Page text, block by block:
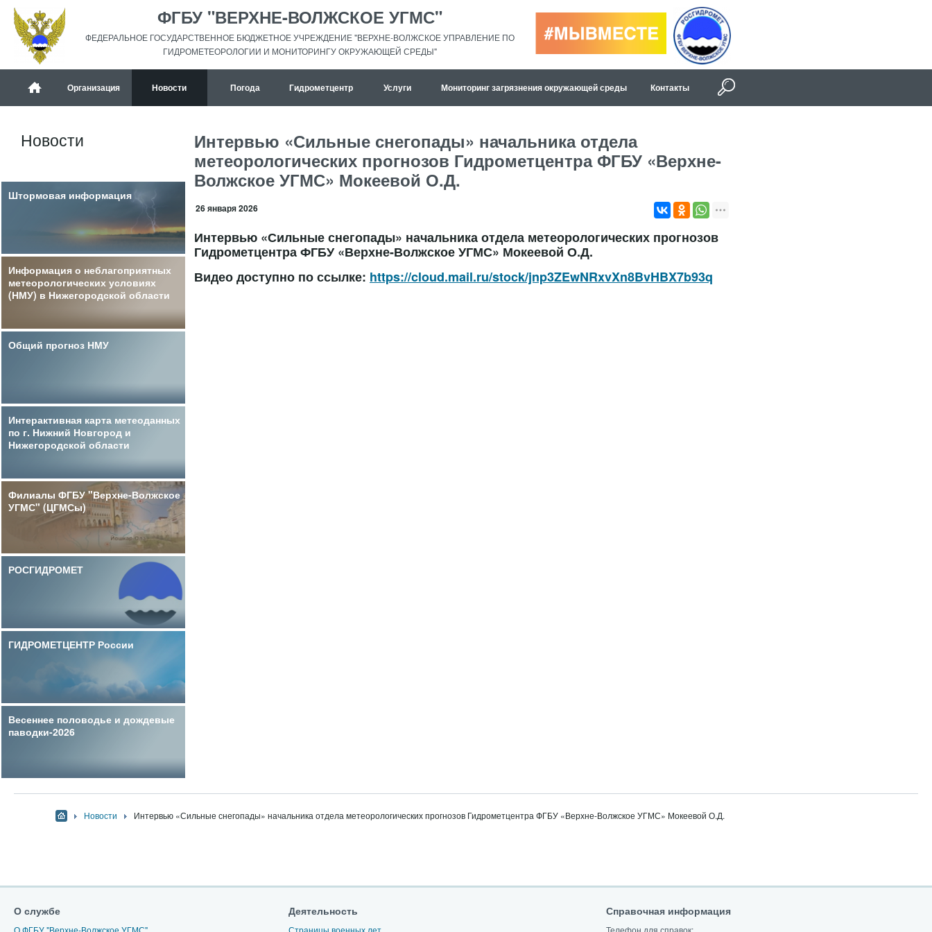
ФГБУ "ВЕРХНЕ-ВОЛЖСКОЕ УГМС"
ФЕДЕРАЛЬНОЕ ГОСУДАРСТВЕННОЕ БЮДЖЕТНОЕ УЧРЕЖДЕНИЕ "ВЕРХНЕ-ВОЛЖСКОЕ УПРАВЛЕНИЕ ПО
ГИДРОМЕТЕОРОЛОГИИ И МОНИТОРИНГУ ОКРУЖАЮЩЕЙ СРЕДЫ"
Организация Новости Погода Гидрометцентр Услуги Мониторинг загрязнения окружающей среды Контакты
Интервью «Сильные снегопады» начальника отдела
метеорологических прогнозов Гидрометцентра ФГБУ «Верхне-
Волжское УГМС» Мокеевой О.Д.
26 января 2026
Интервью «Сильные снегопады» начальника отдела метеорологических прогнозов
Гидрометцентра ФГБУ «Верхне-Волжское УГМС» Мокеевой О.Д.
Видео доступно по ссылке: https://cloud.mail.ru/stock/jnp3ZEwNRxvXn8BvHBX7b93q
Новости
Штормовая информация
Информация о неблагоприятных
метеорологических условиях
(НМУ) в Нижегородской области
Общий прогноз НМУ
Интерактивная карта метеоданных
по г. Нижний Новгород и
Нижегородской области
Филиалы ФГБУ "Верхне-Волжское
УГМС" (ЦГМСы)
РОСГИДРОМЕТ
ГИДРОМЕТЦЕНТР России
Весеннее половодье и дождевые
паводки-2026
Новости Интервью «Сильные снегопады» начальника отдела метеорологических прогнозов Гидрометцентра ФГБУ «Верхне-Волжское УГМС» Мокеевой О.Д.
О службе
О ФГБУ "Верхне-Волжское УГМС"
Деятельность
Страницы военных лет
Справочная информация
Телефон для справок: